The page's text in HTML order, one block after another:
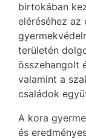
birtokában
eléréséhez az
területén
összehangolt
valamint a
családok
A kora
és